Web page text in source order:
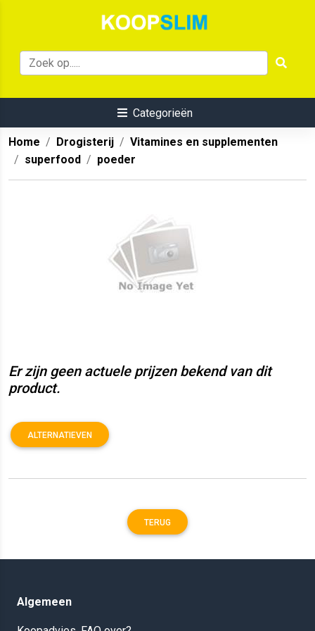
Categorieën
Home Drogisterij
Vitamines en supplementen
superfood
poeder
Er zijn geen actuele prijzen bekend van dit
product.
ALTERNATIEVEN
TERUG
Algemeen